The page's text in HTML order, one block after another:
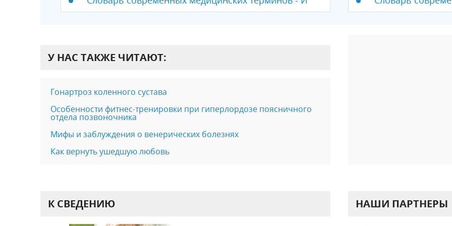
У НАС ТАКЖЕ ЧИТАЮТ:
Гонартроз коленного сустава
Особенности фитнес-тренировки при гиперлордозе поясничного
отдела позвоночника
Мифы и заблуждения о венерических болезнях
Как вернуть ушедшую любовь
К СВЕДЕНИЮ НАШИ ПАРТНЕРЫ